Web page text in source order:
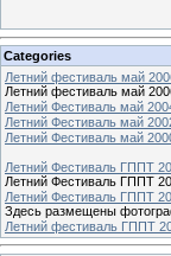
Categories
Летний фестиваль май
Летний фестиваль май
Летний Фестиваль май
Летний Фестиваль май
Летний Фестиваль май
Летний Фестиваль ГППТ
Летний Фестиваль ГППТ
Летний Фестиваль ГППТ
Здесь размещены
Летний фестиваль ГППТ